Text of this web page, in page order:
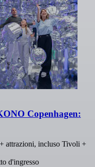
Copenhagen:
attrazioni, incluso Tivoli +
d'ingresso